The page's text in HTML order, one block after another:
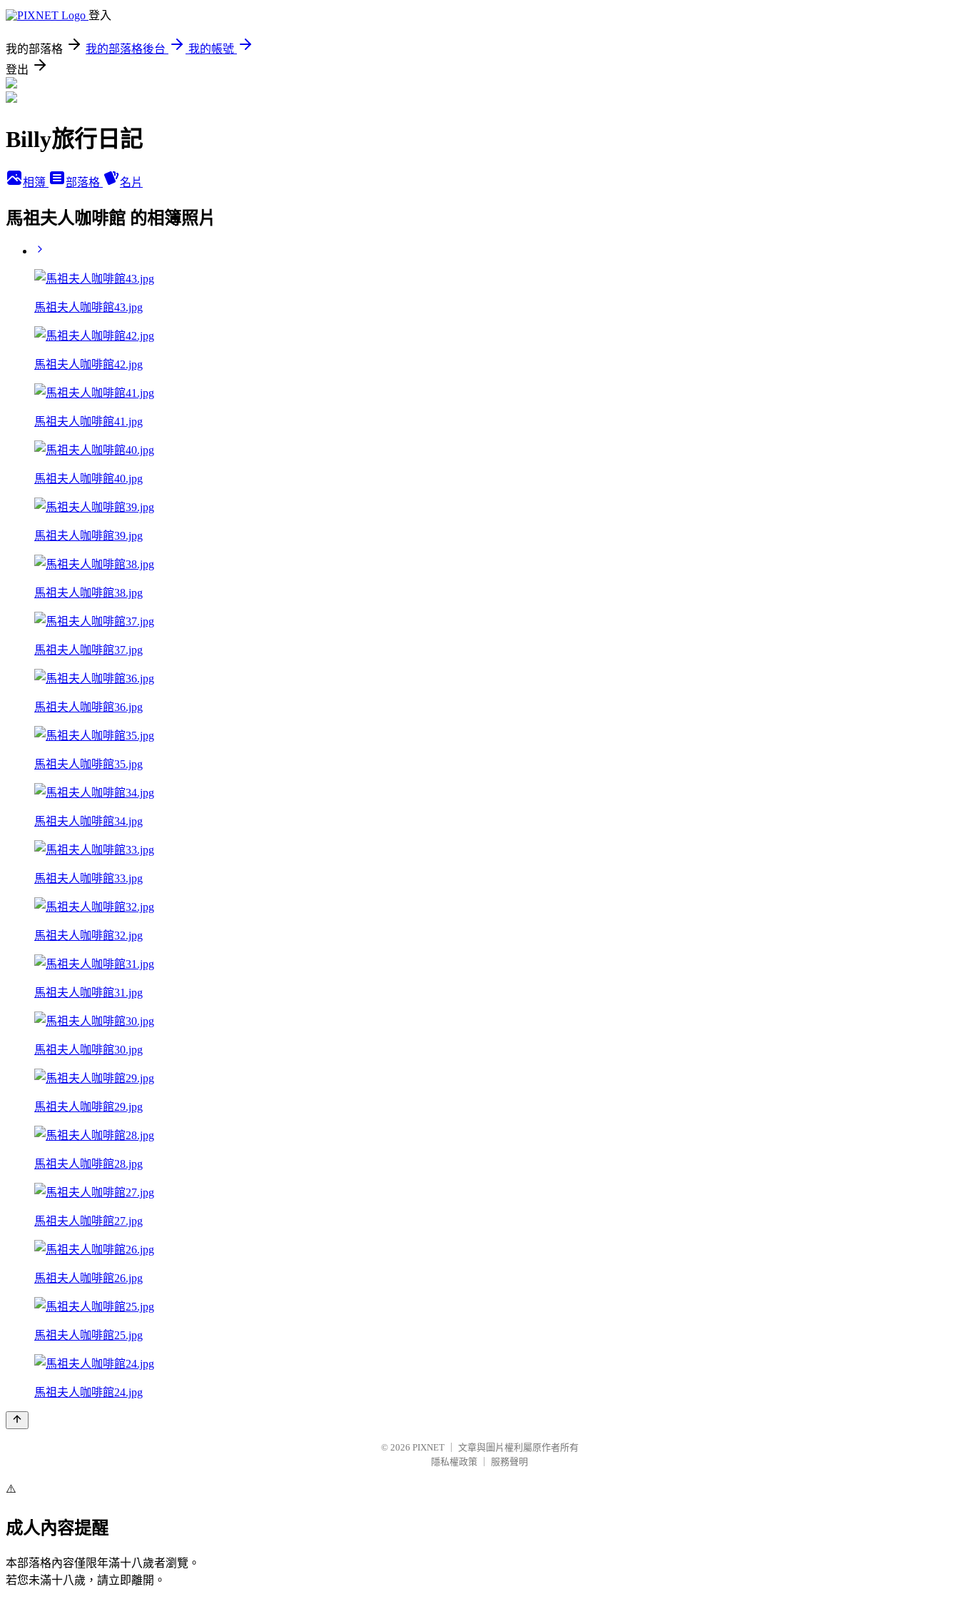
登入
我的部落格 我的部落格後台
我的帳號
登出
Billy旅行日記
相簿 部落格 名片
馬祖夫人咖啡館 的相簿照片
馬祖夫人咖啡館43.jpg
馬祖夫人咖啡館42.jpg
馬祖夫人咖啡館41.jpg
馬祖夫人咖啡館40.jpg
馬祖夫人咖啡館39.jpg
馬祖夫人咖啡館38.jpg
馬祖夫人咖啡館37.jpg
馬祖夫人咖啡館36.jpg
馬祖夫人咖啡館35.jpg
馬祖夫人咖啡館34.jpg
馬祖夫人咖啡館33.jpg
馬祖夫人咖啡館32.jpg
馬祖夫人咖啡館31.jpg
馬祖夫人咖啡館30.jpg
馬祖夫人咖啡館29.jpg
馬祖夫人咖啡館28.jpg
馬祖夫人咖啡館27.jpg
馬祖夫人咖啡館26.jpg
馬祖夫人咖啡館25.jpg
馬祖夫人咖啡館24.jpg
© 2026 PIXNET
文章與圖片權利屬原作者所有
隱私權政策
服務聲明
⚠️
成人內容提醒
本部落格內容僅限年滿十八歲者瀏覽。
若您未滿十八歲，請立即離開。